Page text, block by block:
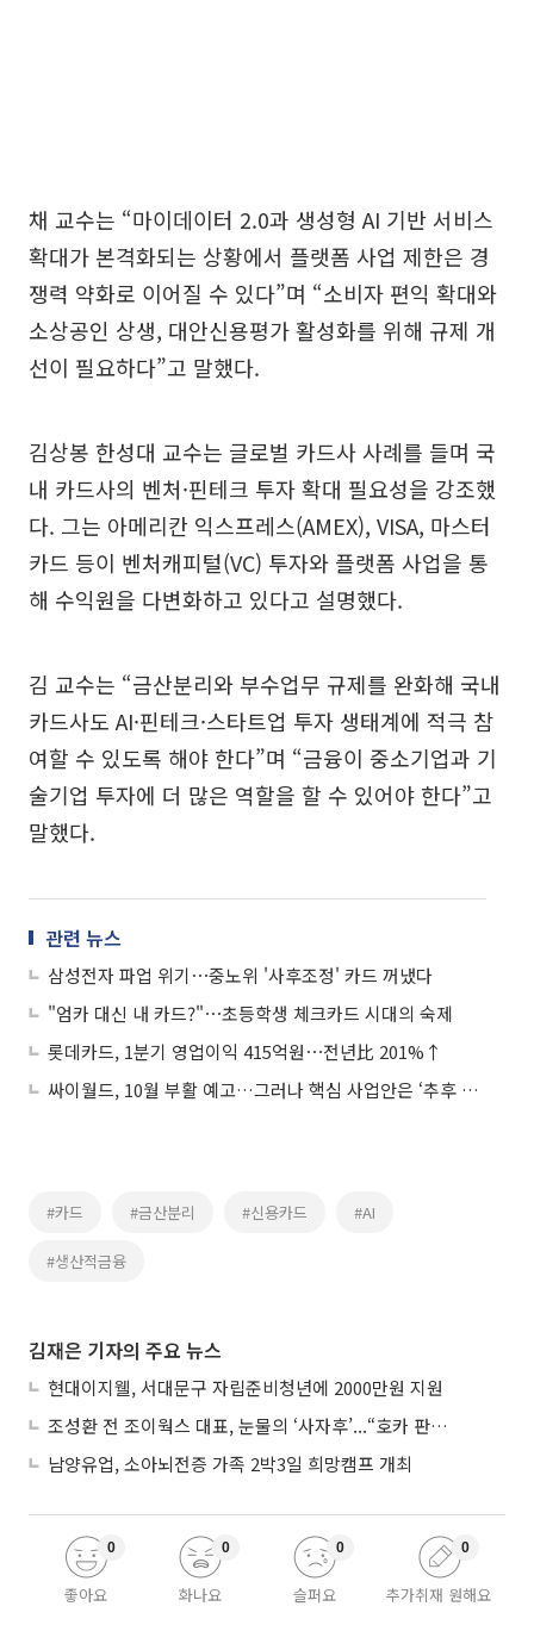
채 교수는 “마이데이터 2.0과 생성형 AI 기반 서비스
확대가 본격화되는 상황에서 플랫폼 사업 제한은 경
쟁력 약화로 이어질 수 있다”며 “소비자 편익 확대와
소상공인 상생, 대안신용평가 활성화를 위해 규제 개
선이 필요하다”고 말했다.
김상봉 한성대 교수는 글로벌 카드사 사례를 들며 국
내 카드사의 벤처·핀테크 투자 확대 필요성을 강조했
다. 그는 아메리칸 익스프레스(AMEX), VISA, 마스터
카드 등이 벤처캐피털(VC) 투자와 플랫폼 사업을 통
해 수익원을 다변화하고 있다고 설명했다.
김 교수는 “금산분리와 부수업무 규제를 완화해 국내
카드사도 AI·핀테크·스타트업 투자 생태계에 적극 참
여할 수 있도록 해야 한다”며 “금융이 중소기업과 기
술기업 투자에 더 많은 역할을 할 수 있어야 한다”고
말했다.
관련 뉴스
삼성전자 파업 위기⋯중노위 '사후조정' 카드 꺼냈다
"엄카 대신 내 카드?"⋯초등학생 체크카드 시대의 숙제
롯데카드, 1분기 영업이익 415억원⋯전년比 201%↑
싸이월드, 10월 부활 예고…그러나 핵심 사업안은 ‘추후 공개’
#카드 #금산분리 #신용카드 #AI
#생산적금융
김재은 기자의 주요 뉴스
현대이지웰, 서대문구 자립준비청년에 2000만원 지원
조성환 전 조이웍스 대표, 눈물의 ‘사자후’...“호카 판권 탈취 노린 경쟁사가 기획·폭행 유도”
남양유업, 소아뇌전증 가족 2박3일 희망캠프 개최
좋아요
0
화나요
0
슬퍼요
0
추가취재 원해요
0